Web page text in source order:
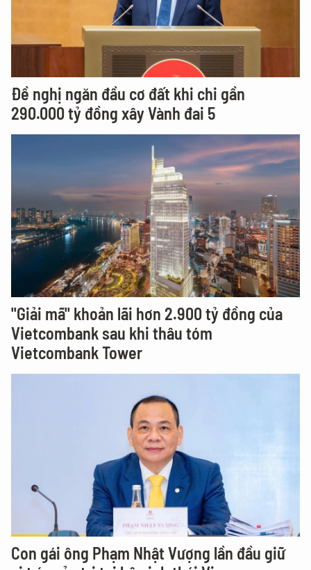
Đề nghị ngăn đầu cơ đất khi chi gần
290.000 tỷ đồng xây Vành đai 5
"Giải mã" khoản lãi hơn 2.900 tỷ đồng của
Vietcombank sau khi thâu tóm
Vietcombank Tower
Con gái ông Phạm Nhật Vượng lần đầu giữ